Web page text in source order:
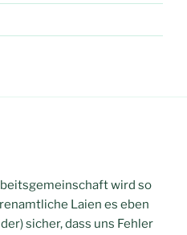
wird so
Laien es eben
sicher, dass uns Fehler